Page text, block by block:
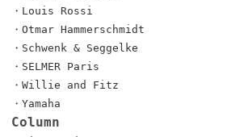
・Louis Rossi
・Otmar Hammerschmidt
・Schwenk & Seggelke
・SELMER Paris
・Willie and Fitz
・Yamaha
Column